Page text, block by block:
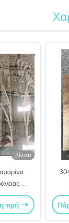
βίντεο
Φύλλα
τιμή